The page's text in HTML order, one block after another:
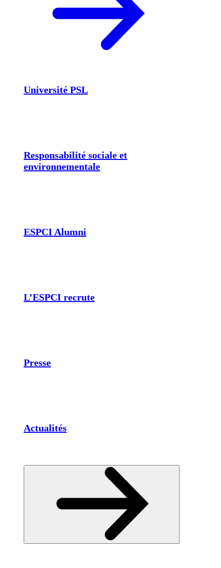
Université PSL
Responsabilité sociale et
environnementale
ESPCI Alumni
L’ESPCI recrute
Presse
Actualités